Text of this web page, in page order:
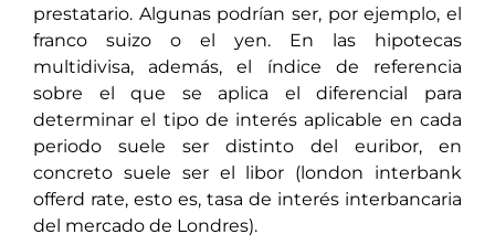
prestatario. Algunas podrían ser, por ejemplo, el
franco suizo o el yen. En las hipotecas
multidivisa, además, el índice de referencia
sobre el que se aplica el diferencial para
determinar el tipo de interés aplicable en cada
periodo suele ser distinto del euribor, en
concreto suele ser el libor (london interbank
offerd rate, esto es, tasa de interés interbancaria
del mercado de Londres).